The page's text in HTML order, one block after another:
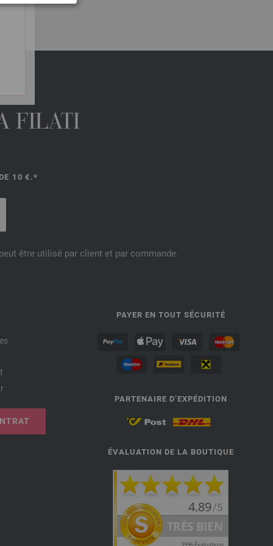
FILATI
10 €.*
être utilisé par client et par commande.
PAYER EN TOUT SÉCURITÉ
PARTENAIRE D’EXPÉDITION
ÉVALUATION DE LA BOUTIQUE